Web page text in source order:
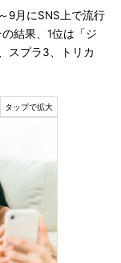
9月にSNS上で流行
結果、1位は「ジ
スプラ3、トリカ